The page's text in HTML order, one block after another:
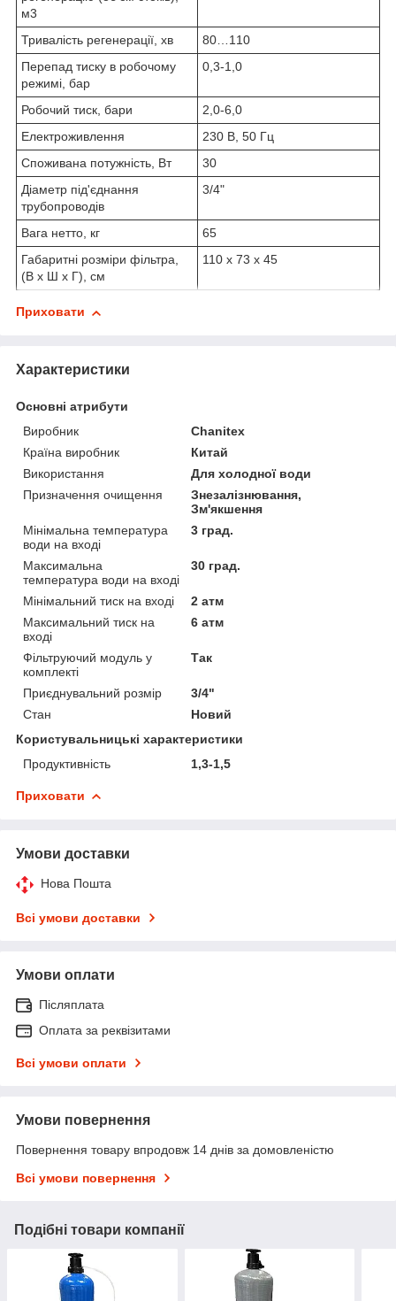
м3
Тривалість регенерації, хв
80…110
Перепад тиску в робочому
режимі, бар
0,3-1,0
Робочий тиск, бари
2,0-6,0
Електроживлення
230 В, 50 Гц
Споживана потужність, Вт
30
Діаметр під'єднання
трубопроводів
3/4"
Вага нетто, кг
65
Габаритні розміри фільтра,
(В х Ш х Г), см
110 х 73 х 45
Приховати
Характеристики
Основні атрибути
Виробник
Chanitex
Країна виробник
Китай
Використання
Для холодної води
Призначення очищення
Знезалізнювання,
Зм'якшення
Мінімальна температура
води на вході
3 град.
Максимальна
температура води на вході
30 град.
Мінімальний тиск на вході
2 атм
Максимальний тиск на
вході
6 атм
Фільтруючий модуль у
комплекті
Так
Приєднувальний розмір
3/4"
Стан
Новий
Користувальницькі характеристики
Продуктивність
1,3-1,5
Приховати
Умови доставки
Нова Пошта
Всі умови доставки
Умови оплати
Післяплата
Оплата за реквізитами
Всі умови оплати
Умови повернення
Повернення товару впродовж 14 днів за домовленістю
Всі умови повернення
Подібні товари компанії